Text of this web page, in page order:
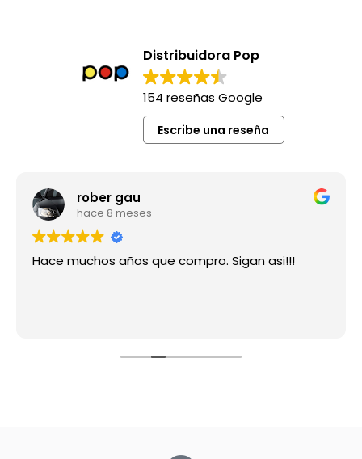
Distribuidora Pop
154 reseñas Google
Escribe una reseña
rober gau
hace 8 meses
Hace muchos años que compro. Sigan asi!!!